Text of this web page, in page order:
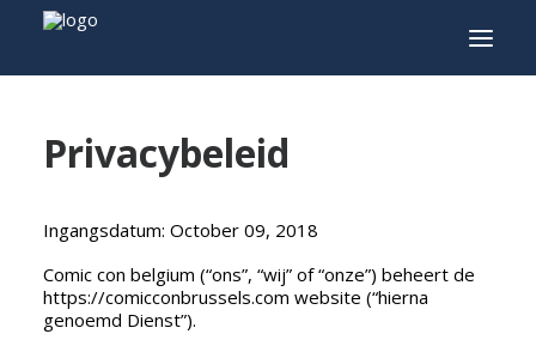
INFO
GASTEN
ACTIVITEITEN
Privacybeleid
Ingangsdatum: October 09, 2018
Comic con belgium (“ons”, “wij” of “onze”) beheert de
https://comicconbrussels.com website (“hierna
genoemd Dienst”).